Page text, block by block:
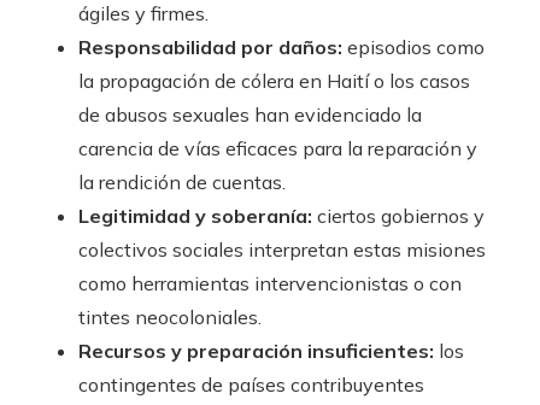
ágiles y firmes.
Responsabilidad por daños: episodios como
la propagación de cólera en Haití o los casos
de abusos sexuales han evidenciado la
carencia de vías eficaces para la reparación y
la rendición de cuentas.
Legitimidad y soberanía: ciertos gobiernos y
colectivos sociales interpretan estas misiones
como herramientas intervencionistas o con
tintes neocoloniales.
Recursos y preparación insuficientes: los
contingentes de países contribuyentes